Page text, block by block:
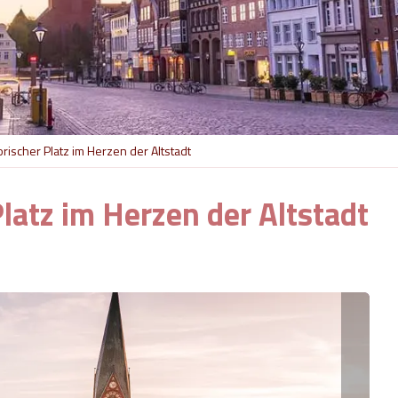
Platz im Herzen der Altstadt
im Herzen der Altstadt